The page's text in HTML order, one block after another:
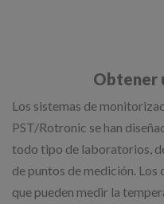
Obtener
Los sistemas de
PST/Rotronic se han
todo tipo de laboratorios,
de puntos de medición.
que pueden medir la